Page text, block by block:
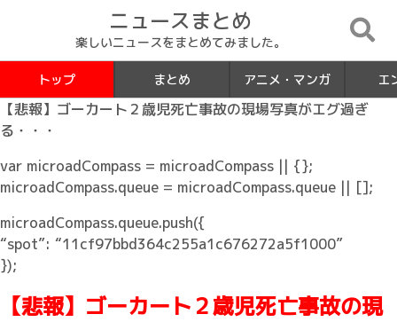
ニュースまとめ
楽しいニュースをまとめてみました。
トップ まとめ アニメ・マンガ エ
【悲報】ゴーカート２歳児死亡事故の現場写真がエグ過ぎ
る・・・
var microadCompass = microadCompass || {};
microadCompass.queue = microadCompass.queue || [];
microadCompass.queue.push({
“spot”: “11cf97bbd364c255a1c676272a5f1000”
});
【悲報】ゴーカート２歳児死亡事故の現